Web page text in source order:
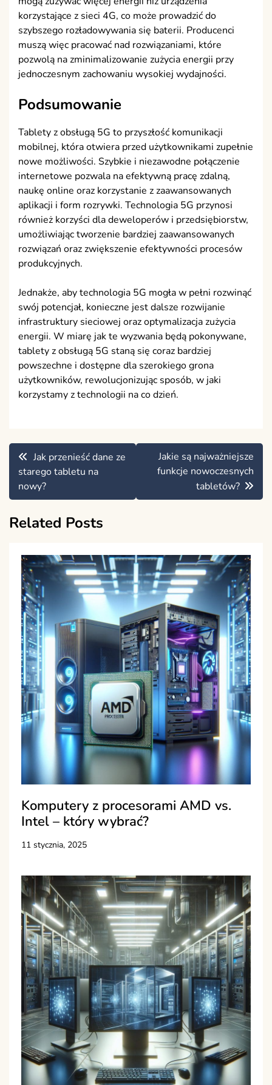
korzystające z sieci 4G, co może prowadzić do
szybszego rozładowywania się baterii. Producenci
muszą więc pracować nad rozwiązaniami, które
pozwolą na zminimalizowanie zużycia energii przy
jednoczesnym zachowaniu wysokiej wydajności.
Podsumowanie
Tablety z obsługą 5G to przyszłość komunikacji
mobilnej, która otwiera przed użytkownikami zupełnie
nowe możliwości. Szybkie i niezawodne połączenie
internetowe pozwala na efektywną pracę zdalną,
naukę online oraz korzystanie z zaawansowanych
aplikacji i form rozrywki. Technologia 5G przynosi
również korzyści dla deweloperów i przedsiębiorstw,
umożliwiając tworzenie bardziej zaawansowanych
rozwiązań oraz zwiększenie efektywności procesów
produkcyjnych.
Jednakże, aby technologia 5G mogła w pełni rozwinąć
swój potencjał, konieczne jest dalsze rozwijanie
infrastruktury sieciowej oraz optymalizacja zużycia
energii. W miarę jak te wyzwania będą pokonywane,
tablety z obsługą 5G staną się coraz bardziej
powszechne i dostępne dla szerokiego grona
użytkowników, rewolucjonizując sposób, w jaki
korzystamy z technologii na co dzień.
Nawigacja
wpisu
Jak przenieść dane ze
starego tabletu na
nowy?
Jakie są najważniejsze
funkcje nowoczesnych
tabletów?
Related Posts
Komputery z procesorami AMD vs.
Intel – który wybrać?
11 stycznia, 2025